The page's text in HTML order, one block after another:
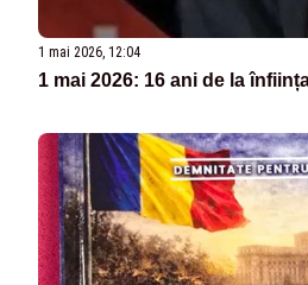
1 mai 2026, 12:04
1 mai 2026: 16 ani de la